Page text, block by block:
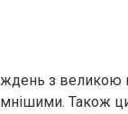
з великою
Також